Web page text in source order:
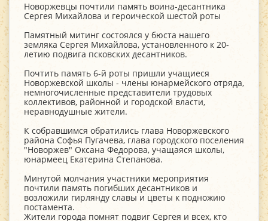
Новоржевцы почтили память воина-десантника
Сергея Михайлова и героической шестой роты
Памятный митинг состоялся у бюста нашего
земляка Сергея Михайлова, установленного к 20-
летию подвига псковских десантников.
Почтить память 6-й роты пришли учащиеся
Новоржевской школы - члены юнармейского отряда,
немногочисленные представители трудовых
коллективов, районной и городской власти,
неравнодушные жители.
К собравшимся обратились глава Новоржевского
района Софья Пугачева, глава городского поселения
"Новоржев" Оксана Федорова, учащаяся школы,
юнармеец Екатерина Степанова.
Минутой молчания участники мероприятия
почтили память погибших десантников и
возложили гирлянду славы и цветы к подножию
постамента.
Жители города помнят подвиг Сергея и всех, кто